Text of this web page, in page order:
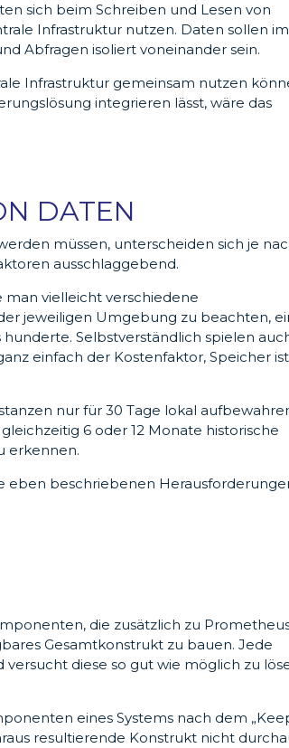
sich beim Schreiben und Lesen von
Infrastruktur nutzen. Daten sollen im
Abfragen isoliert voneinander sein.
Infrastruktur gemeinsam nutzen
integrieren lässt, wäre das
DATEN
müssen, unterscheiden sich je
ausschlaggebend.
vielleicht verschiedene
jeweiligen Umgebung zu beachten,
Selbstverständlich spielen
einfach der Kostenfaktor, Speicher ist
nur für 30 Tage lokal
6 oder 12 Monate historische
erkennen.
eben beschriebenen
die zusätzlich zu
Gesamtkonstrukt zu bauen. Jede
diese so gut wie möglich zu
eines Systems nach dem
resultierende Konstrukt nicht